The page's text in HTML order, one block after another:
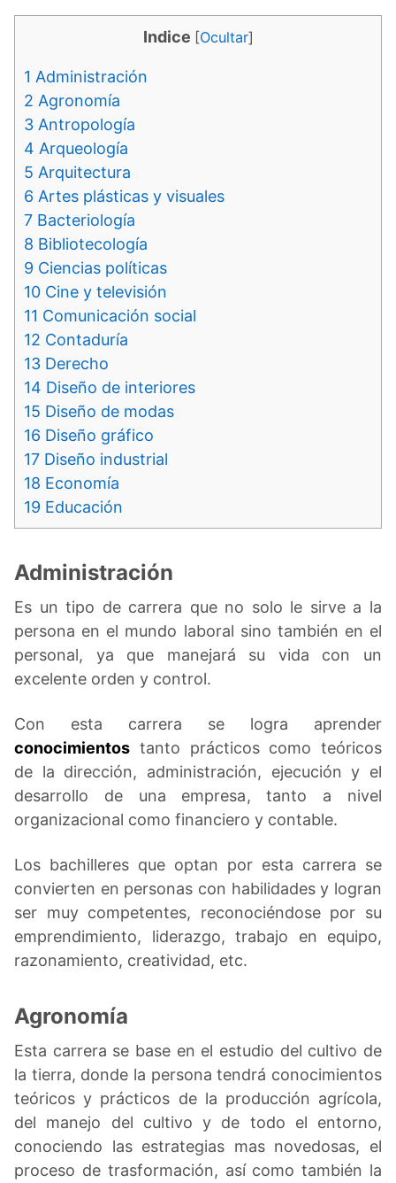
Indice [Ocultar]
1 Administración
2 Agronomía
3 Antropología
4 Arqueología
5 Arquitectura
6 Artes plásticas y visuales
7 Bacteriología
8 Bibliotecología
9 Ciencias políticas
10 Cine y televisión
11 Comunicación social
12 Contaduría
13 Derecho
14 Diseño de interiores
15 Diseño de modas
16 Diseño gráfico
17 Diseño industrial
18 Economía
19 Educación
Administración
Es un tipo de carrera que no solo le sirve a la
persona en el mundo laboral sino también en el
personal, ya que manejará su vida con un
excelente orden y control.
Con esta carrera se logra aprender
conocimientos tanto prácticos como teóricos
de la dirección, administración, ejecución y el
desarrollo de una empresa, tanto a nivel
organizacional como financiero y contable.
Los bachilleres que optan por esta carrera se
convierten en personas con habilidades y logran
ser muy competentes, reconociéndose por su
emprendimiento, liderazgo, trabajo en equipo,
razonamiento, creatividad, etc.
Agronomía
Esta carrera se base en el estudio del cultivo de
la tierra, donde la persona tendrá conocimientos
teóricos y prácticos de la producción agrícola,
del manejo del cultivo y de todo el entorno,
conociendo las estrategias mas novedosas, el
proceso de trasformación, así como también la